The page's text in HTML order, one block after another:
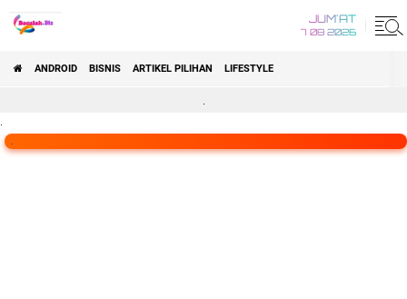
JUM'AT
7 08 2026
ANDROID BISNIS ARTIKEL PILIHAN LIFESTYLE